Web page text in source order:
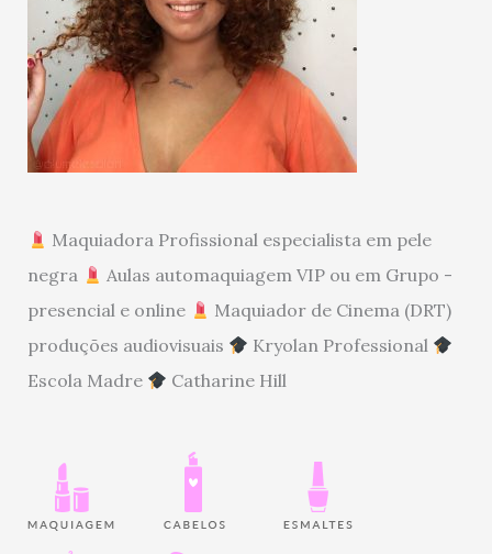
Maquiadora Profissional especialista em pele
negra
Aulas automaquiagem VIP ou em Grupo -
presencial e online
Maquiador de Cinema (DRT)
produções audiovisuais
Kryolan Professional
Escola Madre
Catharine Hill